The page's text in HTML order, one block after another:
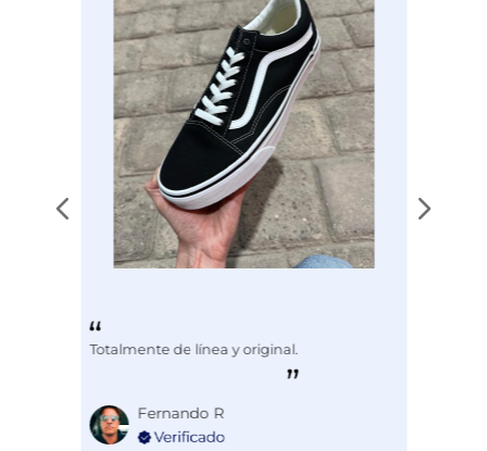
Totalmente de línea y original.
Fernando R